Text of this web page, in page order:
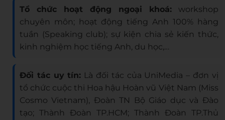
Tổ chức hoạt động ngoại khoá:workshop
chuyên môn; hoạt động tiếng Anh 100% hàng
tuần (Speaking club); sự kiện chia sẻ kiến thức,
kinh nghiệm học tiếng Anh, du học,…
Đối tác uy tín: Là đối tác của UniMedia – đơn vị
tổ chức cuộc thi Hoa hậu Hoàn vũ Việt Nam (Miss
Cosmo Vietnam), Đoàn TN Bộ Giáo dục và Đào
tạo; Thành Đoàn TP.HCM; Thành Đoàn TP.Thủ